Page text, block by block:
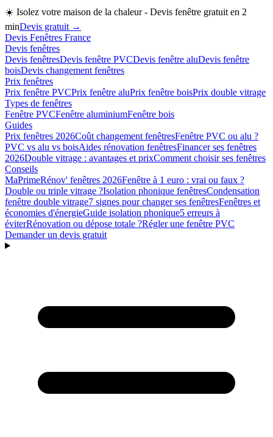
☀️ Isolez votre maison de la chaleur - Devis fenêtre gratuit en 2
minDevis gratuit →
Devis Fenêtres France
Devis fenêtres
Devis fenêtresDevis fenêtre PVCDevis fenêtre aluDevis fenêtre
boisDevis changement fenêtres
Prix fenêtres
Prix fenêtre PVCPrix fenêtre aluPrix fenêtre boisPrix double vitrage
Types de fenêtres
Fenêtre PVCFenêtre aluminiumFenêtre bois
Guides
Prix fenêtres 2026Coût changement fenêtresFenêtre PVC ou alu ?
PVC vs alu vs boisAides rénovation fenêtresFinancer ses fenêtres
2026Double vitrage : avantages et prixComment choisir ses fenêtres
Conseils
MaPrimeRénov' fenêtres 2026Fenêtre à 1 euro : vrai ou faux ?
Double ou triple vitrage ?Isolation phonique fenêtresCondensation
fenêtre double vitrage7 signes pour changer ses fenêtresFenêtres et
économies d'énergieGuide isolation phonique5 erreurs à
éviterRénovation ou dépose totale ?Régler une fenêtre PVC
Demander un devis gratuit